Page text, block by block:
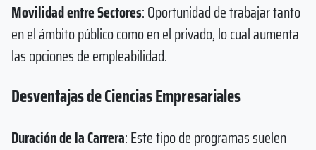
Movilidad entre Sectores: Oportunidad de trabajar tanto
en el ámbito público como en el privado, lo cual aumenta
las opciones de empleabilidad.
Desventajas de Ciencias Empresariales
Duración de la Carrera: Este tipo de programas suelen